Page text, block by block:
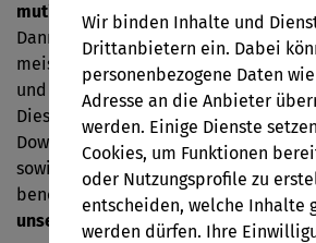
mutigen Recken?
Dann löst die abenteuerreichen
meistert die Aufgaben, überwindet
und sammelt fleißig "Sherwood Taler".
Dieses Spiel wurde so konzipiert, dass
Download & Ausdrucken nur wenig
sowie wenige Materialien, die man
benötigt.
Schneller Spielspaß
unserem Motto: Downloaden,
Wir binden Inhalte und
Drittanbietern ein. Dabei
personenbezogene Daten
Adresse an die Anbieter
werden. Einige Dienste
Cookies, um Funktionen
oder Nutzungsprofile zu
entscheiden, welche Inhalte
werden dürfen. Ihre